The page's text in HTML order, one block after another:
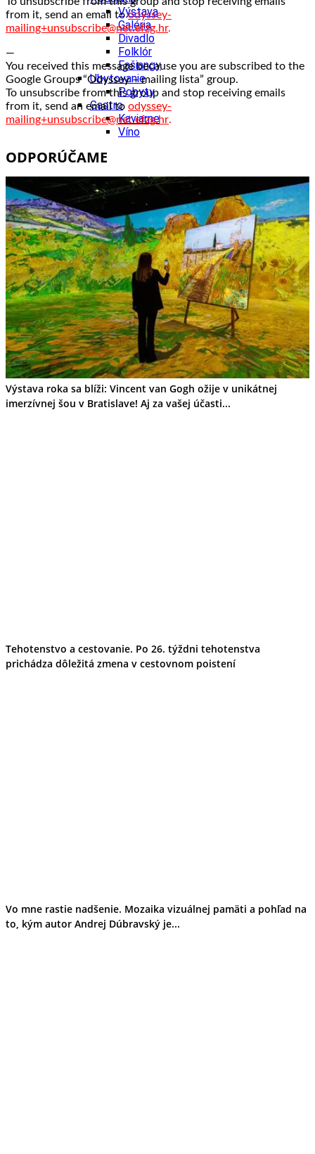
Výstava
Galéria
Divadlo
Folklór
Fašiangy
Ubytovanie
Pobyty
Gastro
Kaviarne
Víno
Šport a agroturistika
Ekonomika obchod a doprava
Prešovský kraj
Tipy
Výlet
Turistika
Cyklistika
Hrady
Podujatia
Výstava
Galéria
Folklór
Ubytovanie
Pobyty
Wellness
Gastro
Kaviarne
Kultúra a tradície
from it, send an email toodyssey-
mailing+unsubscribe@net.efzg.hr.
—
You received this message because you are subscribed to the
Google Groups “Odyssey – mailing lista” group.
To unsubscribe from this group and stop receiving emails
from it, send an email to odyssey-
mailing+unsubscribe@net.efzg.hr.
ODPORÚČAME
Výstava roka sa blíži: Vincent van Gogh ožije v unikátnej
imerzívnej šou v Bratislave! Aj za vašej účasti...
Tehotenstvo a cestovanie. Po 26. týždni tehotenstva
prichádza dôležitá zmena v cestovnom poistení
Vo mne rastie nadšenie. Mozaika vizuálnej pamäti a pohľad na
to, kým autor Andrej Dúbravský je...